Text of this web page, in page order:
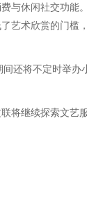
与休闲社交功能
艺术欣赏的门槛
还将不定时举办
将继续探索文艺